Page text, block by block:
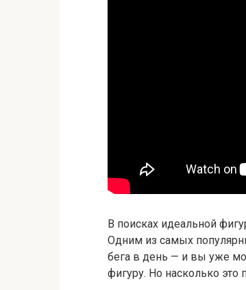
В поисках идеальной
Одним из самых
бега в день — и вы уже
фигуру. Но насколько это